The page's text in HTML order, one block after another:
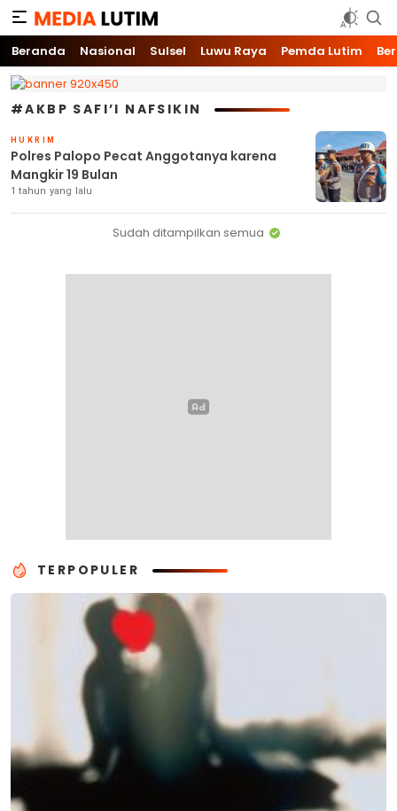
Media Lutim
Info untuk Lutim
Beranda Nasional Sulsel Luwu Raya Pemda Lutim
#AKBP SAFI’I NAFSIKIN
HUKRIM
Polres Palopo Pecat Anggotanya karena
Mangkir 19 Bulan
1 tahun yang lalu
Sudah ditampilkan semua
TERPOPULER